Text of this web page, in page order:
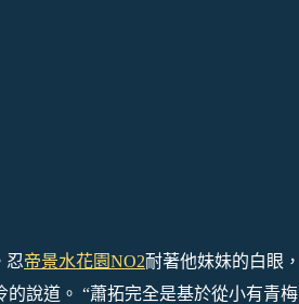
忍帝景水花園NO2耐著他妹妹的白眼，
說道。 “蕭拓完全是基於從小有青梅